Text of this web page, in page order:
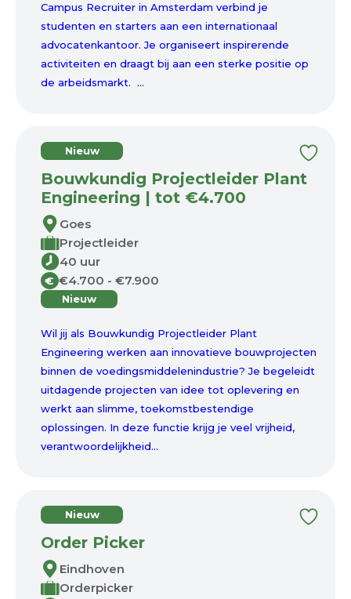
Campus Recruiter in Amsterdam verbind je
studenten en starters aan een internationaal
advocatenkantoor. Je organiseert inspirerende
activiteiten en draagt bij aan een sterke positie op
de arbeidsmarkt. ...
Nieuw
Bouwkundig Projectleider Plant
Engineering | tot €4.700
Goes
Projectleider
40 uur
€ €4.700 - €7.900
Nieuw
Wil jij als Bouwkundig Projectleider Plant
Engineering werken aan innovatieve bouwprojecten
binnen de voedingsmiddelenindustrie? Je begeleidt
uitdagende projecten van idee tot oplevering en
werkt aan slimme, toekomstbestendige
oplossingen. In deze functie krijg je veel vrijheid,
verantwoordelijkheid...
Nieuw
Order Picker
Eindhoven
Orderpicker